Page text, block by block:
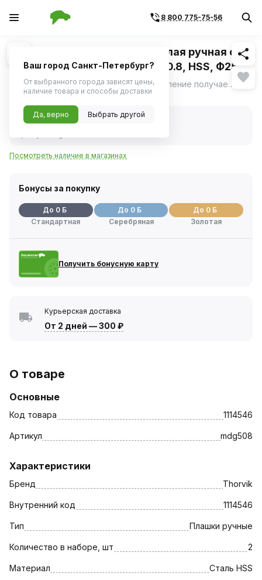
8 800 775-75-56
1/3 Похожие
Плашка Thorvik D-DRIVE круглая ручная с
направляющей в наборе М5х0.8, HSS, Ф25х9
мм
Тип получаемой резьбы: M/MF; направление получаемой резьбы: R; плашка соответствует стандарту DIN EN 22568; поле допуска резьбы: 6g ещё
Нет в наличии
Нет в наличии
Посмотреть наличие в магазинах
Бонусы за покупку
До 0 Б
Стандартная
До 0 Б
Серебряная
До 0 Б
Золотая
Получить бонусную карту
Курьерская доставка
От 2 дней —300 ₽
О товаре
Основные
Код товара 1114546
Артикул mdg508
Характеристики
Бренд Thorvik
Внутренний код 1114546
Тип Плашки ручные
Количество в наборе, шт 2
Материал Сталь HSS
Ваш город Санкт-Петербург?
От выбранного города зависят цены,
наличие товара и способы доставки
Да, верно Выбрать другой